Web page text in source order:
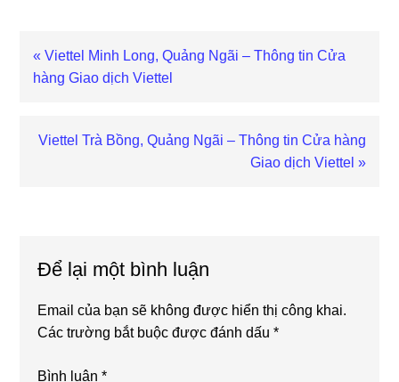
Bài
viết
« Viettel Minh Long, Quảng Ngãi – Thông tin Cửa
hàng Giao dịch Viettel
Bài
Viettel Trà Bồng, Quảng Ngãi – Thông tin Cửa hàng
Giao dịch Viettel »
Để lại một bình luận
Email của bạn sẽ không được hiển thị công khai.
Các trường bắt buộc được đánh dấu*
Bình luận*